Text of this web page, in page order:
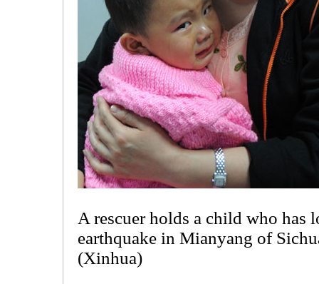
A rescuer holds a child who has
earthquake in Mianyang of
(Xinhua)